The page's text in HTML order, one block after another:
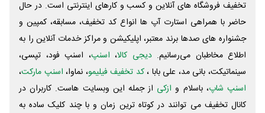
تخفیف فروشگاه های آنلاین و کسب و‌ کارهای اینترنتی است. در حال
حاضر با همراهی استارت آپ ها انواع کد تخفیف، مسابقه، کمپین و
جشنواره های صدها برند معتبر، اپلیکیشن و مراکز خدمات آنلاین را به
اطلاع مخاطبان می‌رسانیم. دیجی کالا، اسنپ، اسنپ فود، تپسی،
سینماتیکت، بانی مد، علی‌ بابا ،کد تخفیف فیلیمو، نماوا، اسنپ مارکت،
اسنپ شاپ، باسلام و ازکی از جمله این وبسایت ‌هاست. کاربران در
کانال تخفیف می توانند در کوتاه ترین زمان و با چند کلیک ساده به